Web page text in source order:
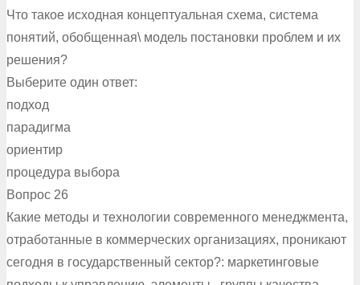
Что такое исходная концептуальная схема, система
понятий, обобщенная\ модель постановки проблем и их
решения?
Выберите один ответ:
подход
парадигма
ориентир
процедура выбора
Вопрос 26
Какие методы и технологии современного менеджмента,
отработанные в коммерческих организациях, проникают
сегодня в государственный сектор?: маркетинговые